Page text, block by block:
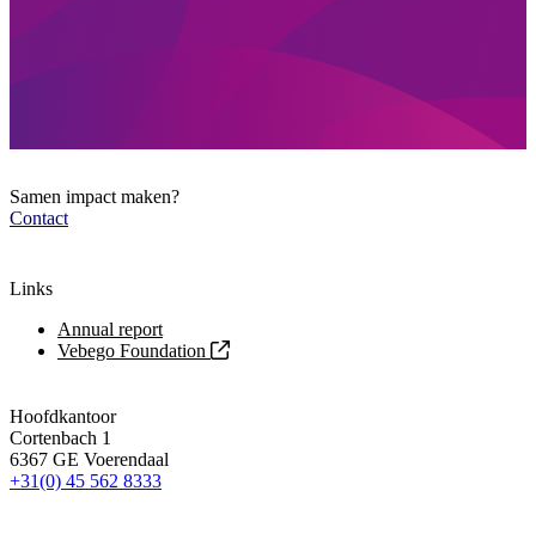
Samen impact maken?
Contact
Links
Annual report
Vebego Foundation
Hoofdkantoor
Cortenbach 1
6367 GE Voerendaal
+31(0) 45 562 8333